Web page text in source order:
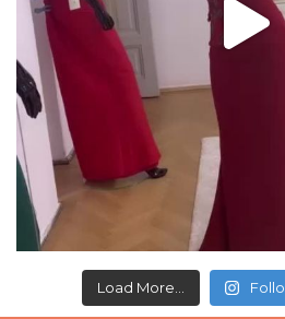
Load More...